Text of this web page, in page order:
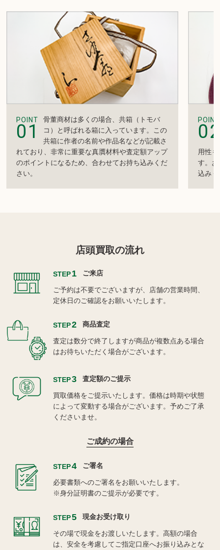
POINT
01
骨董商材は多くの場合、共箱（トモバ
コ）と呼ばれる箱に入っています。この
共箱に作者の名前や作品名などが記載さ
れており、非常に重要な真贋材料や査定額アップ
のポイントになるため、合わせてお持ち込みくだ
さい。
POINT
用性
す。
込み
店頭買取の流れ
STEP1 ご来店
ご予約は不要でございますが、店舗の営業時間、
定休日のご確認をお願いいたします。
STEP2 商品査定
査定は数分で終了しますが商品が複数点ある場合
はお待ちいただく場合がございます。
STEP3 査定額のご提示
買取価格をご提示いたします。価格は時期や状態
によって変動する場合がございます。予めご了承
くださいませ。
ご成約の場合
STEP4 ご署名
必要書類へのご署名をお願いいたします。
※身分証明書のご提示が必要です。
STEP5 現金お受け取り
その場で現金をお渡しいたします。高額の場合
は、安全を考慮してご指定口座へお振り込みとな